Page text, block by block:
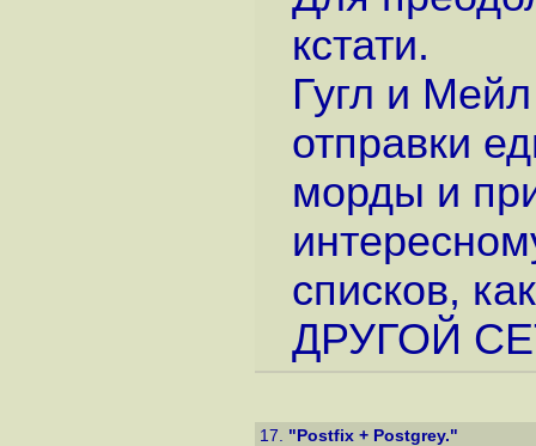
кстати.
Гугл и
отправки
морды и
списков,
ДРУГОЙ
17. "Postfix + Postgrey."